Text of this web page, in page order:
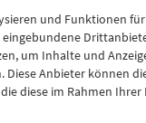
PDF
language or
und Funktionen
um Inhalte und
Diese Anbieter können
diese im Rahmen Ihrer